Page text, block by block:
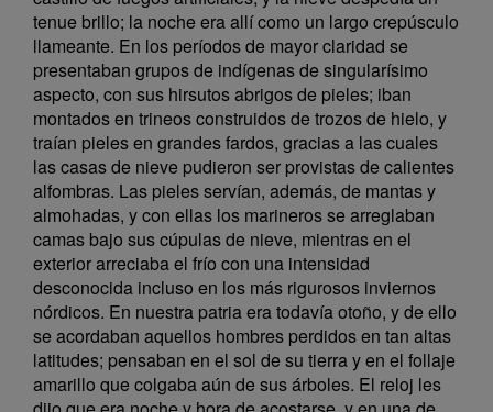
tenue brillo; la noche era allí como un largo crepúsculo
llameante. En los períodos de mayor claridad se
presentaban grupos de indígenas de singularísimo
aspecto, con sus hirsutos abrigos de pieles; iban
montados en trineos construidos de trozos de hielo, y
traían pieles en grandes fardos, gracias a las cuales
las casas de nieve pudieron ser provistas de calientes
alfombras. Las pieles servían, además, de mantas y
almohadas, y con ellas los marineros se arreglaban
camas bajo sus cúpulas de nieve, mientras en el
exterior arreciaba el frío con una intensidad
desconocida incluso en los más rigurosos inviernos
nórdicos. En nuestra patria era todavía otoño, y de ello
se acordaban aquellos hombres perdidos en tan altas
latitudes; pensaban en el sol de su tierra y en el follaje
amarillo que colgaba aún de sus árboles. El reloj les